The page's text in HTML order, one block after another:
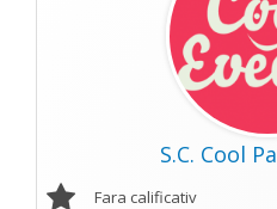
S.C. Cool
Fara calificativ